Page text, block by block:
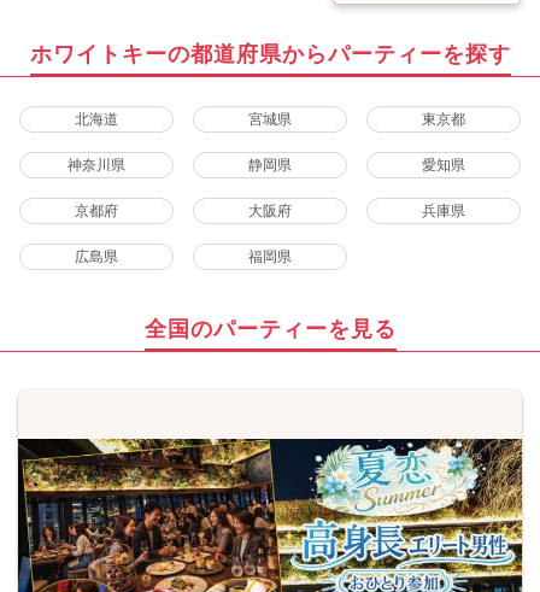
ホワイトキーの都道府県からパーティーを探す
北海道 宮城県 東京都
神奈川県 静岡県 愛知県
京都府 大阪府 兵庫県
広島県 福岡県
全国のパーティーを見る